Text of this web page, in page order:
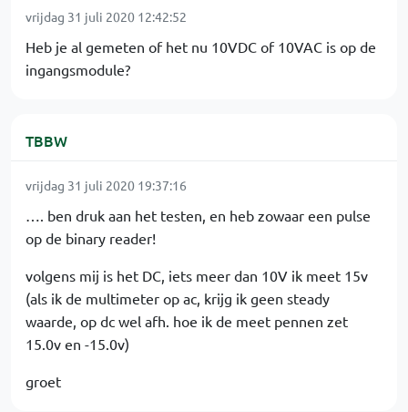
vrijdag 31 juli 2020 12:42:52
Heb je al gemeten of het nu 10VDC of 10VAC is op de
ingangsmodule?
TBBW
vrijdag 31 juli 2020 19:37:16
…. ben druk aan het testen, en heb zowaar een pulse
op de binary reader!
volgens mij is het DC, iets meer dan 10V ik meet 15v
(als ik de multimeter op ac, krijg ik geen steady
waarde, op dc wel afh. hoe ik de meet pennen zet
15.0v en -15.0v)
groet